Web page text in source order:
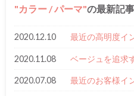
カラー / パーマ の最新記事
2020.12.10 最近の高明度イ
2020.11.08 ベージュを追求
2020.07.08 最近のお客様イ